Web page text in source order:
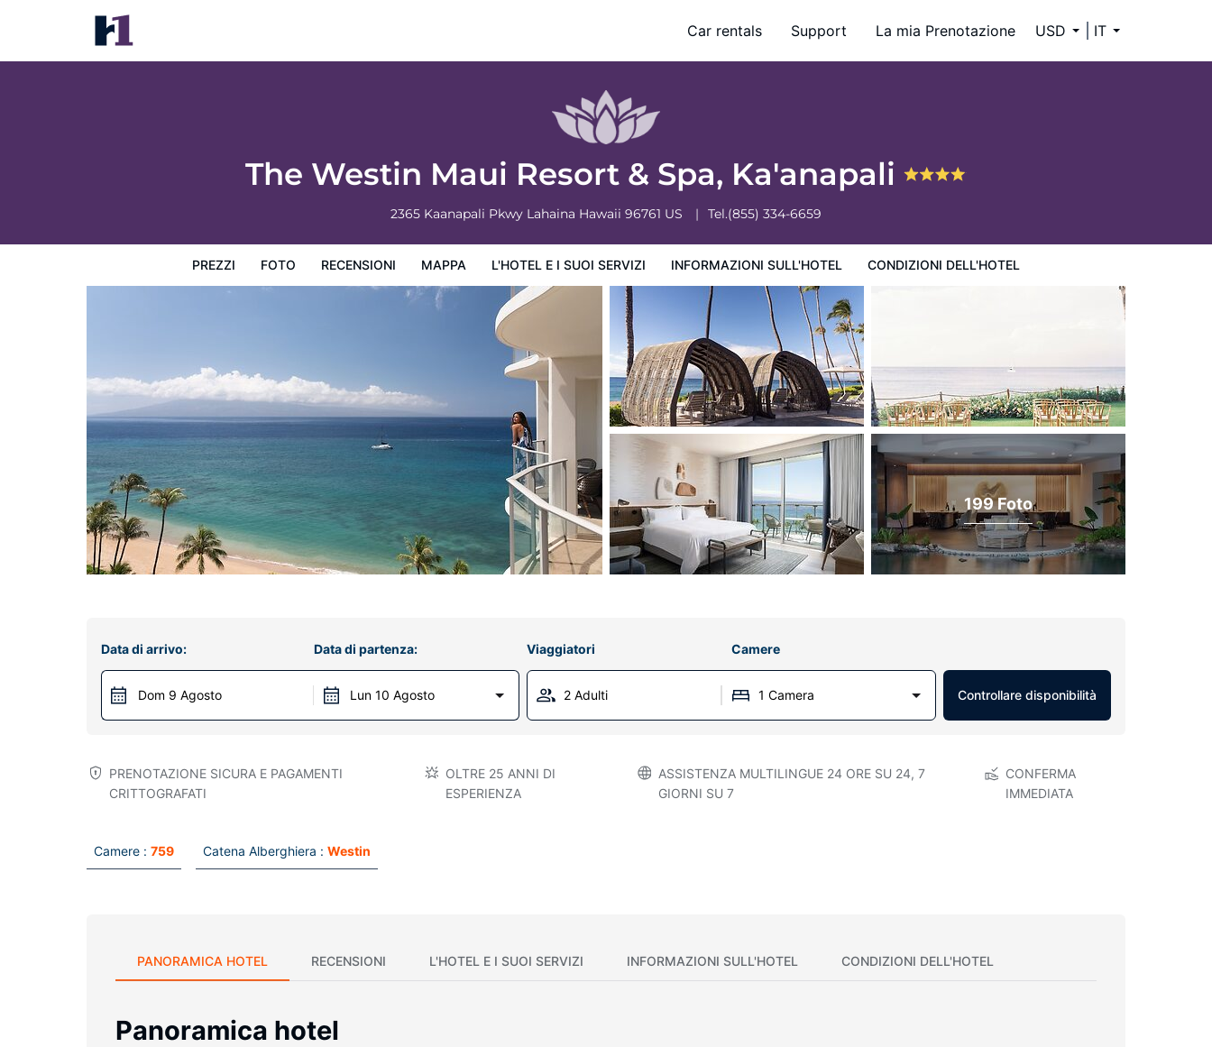
Car rentals Support La mia Prenotazione USD IT
The Westin Maui Resort & Spa, Ka'anapali
2365 Kaanapali Pkwy Lahaina Hawaii 96761 US Tel.(855) 334-6659
PREZZI FOTO RECENSIONI MAPPA L'HOTEL E I SUOI SERVIZI INFORMAZIONI SULL'HOTEL CONDIZIONI DELL'HOTEL
The Westin Maui Resort & Spa, Ka'anapali
Prezzi Condizioni dell'hotel
199 Foto
Data di arrivo:
Dom 9 Agosto
Data di partenza:
Lun 10 Agosto
Viaggiatori Camere
2 Adulti 1 Camera Controllare disponibilità
PRENOTAZIONE SICURA E PAGAMENTI
CRITTOGRAFATI
OLTRE 25 ANNI DI
ESPERIENZA
ASSISTENZA MULTILINGUE 24 ORE SU 24, 7
GIORNI SU 7
CONFERMA
IMMEDIATA
Camere : 759 Catena Alberghiera : Westin
PANORAMICA HOTEL RECENSIONI L'HOTEL E I SUOI SERVIZI INFORMAZIONI SULL'HOTEL CONDIZIONI DELL'HOTEL
Panoramica hotel